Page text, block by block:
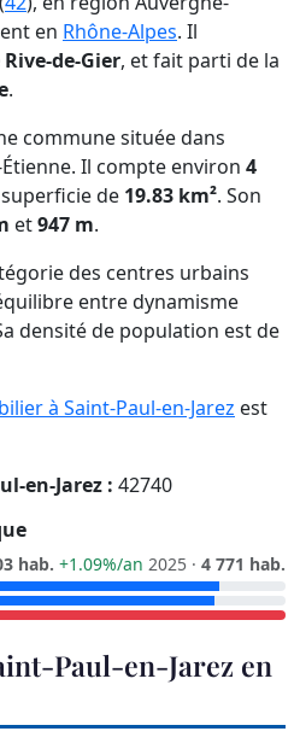
en Rhône-Alpes. Il
de-Gier, et fait parti de la
.
commune située dans
Il compte environ 4
de 19.83 km². Son
et947 m.
des centres urbains
entre dynamisme
densité de population est de
à Saint-Paul-en-Jarez est
en-Jarez : 42740
hab. +1.09%/an 2025 · 4 771 hab.
Paul-en-Jarez en